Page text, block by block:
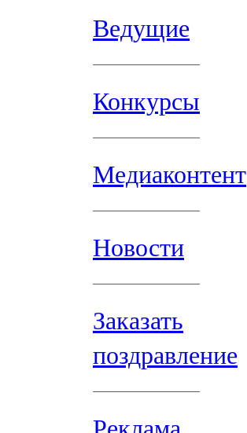
Ведущие
Конкурсы
Медиаконтент
Новости
Заказать
поздравление